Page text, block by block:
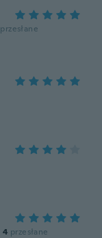
przesłane
4 przesłane